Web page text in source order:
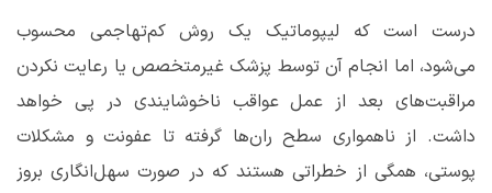
درست است که لیپوماتیک یک روش کم‌تهاجمی محسوب
می‌شود، اما انجام آن توسط پزشک غیرمتخصص یا رعایت نکردن
مراقبت‌های بعد از عمل عواقب ناخوشایندی در پی خواهد
داشت. از ناهمواری سطح ران‌ها گرفته تا عفونت و مشکلات
پوستی، همگی از خطراتی هستند که در صورت سهل‌انگاری بروز